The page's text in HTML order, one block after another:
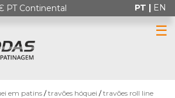
PT Continental
☰
PT | EN
em patins travões hóquei
travões roll line